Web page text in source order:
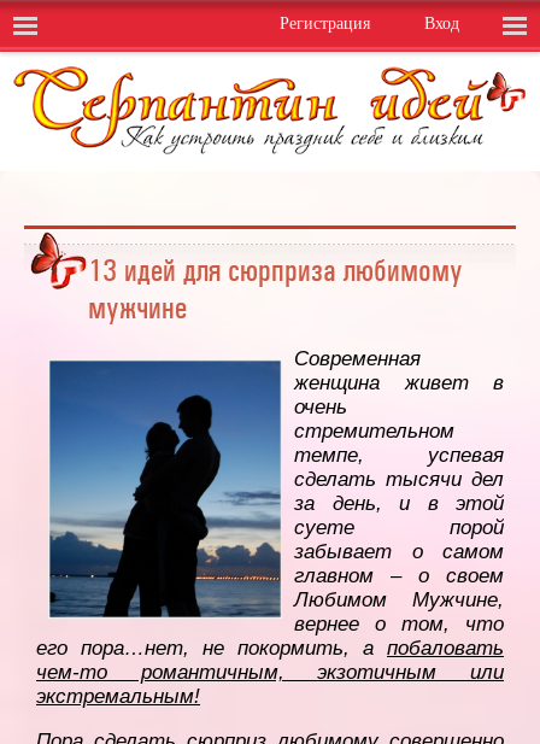
Вход
Регистрация
13 идей для сюрприза любимому
мужчине
Современная
женщина живет в
очень
стремительном
темпе, успевая
сделать тысячи дел
за день, и в этой
суете порой
забывает о самом
главном – о своем
Любимом Мужчине,
вернее о том, что
его пора…нет, не покормить, а побаловать
чем-то романтичным, экзотичным или
экстремальным!